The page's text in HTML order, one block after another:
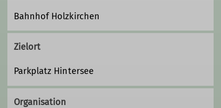
Bahnhof Holzkirchen
Zielort
Parkplatz Hintersee
Organisation